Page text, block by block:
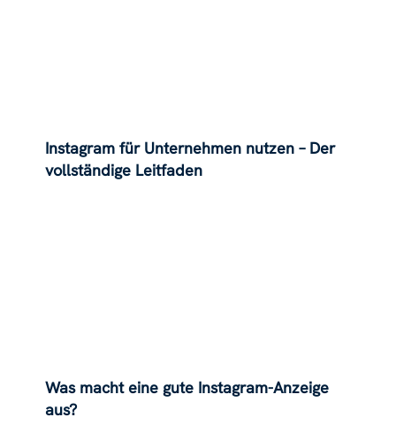
Instagram für Unternehmen nutzen – Der
vollständige Leitfaden
Was macht eine gute Instagram-Anzeige
aus?